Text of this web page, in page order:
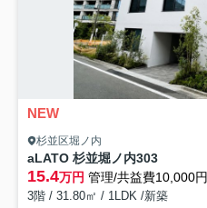
NEW
杉並区堀ノ内
aLATO 杉並堀ノ内303
15.4万円 管理/共益費10,000円
3階 / 31.80㎡ / 1LDK /新築